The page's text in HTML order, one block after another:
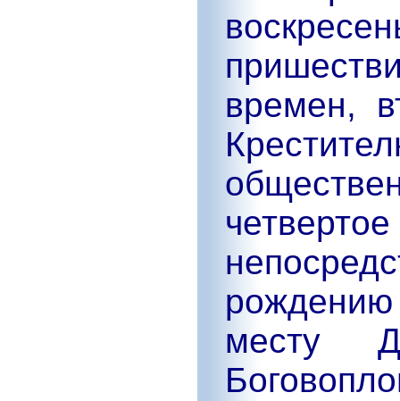
времен,
месту